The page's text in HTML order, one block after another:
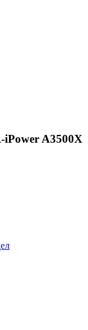
iPower A3500X